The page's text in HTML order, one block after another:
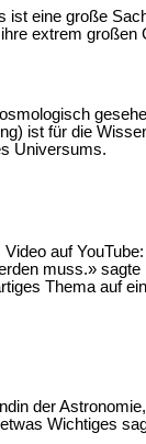
ist eine große
extrem
ist für die
Universums.
auf YouTube:
muss.»
Thema auf
der
Wichtiges